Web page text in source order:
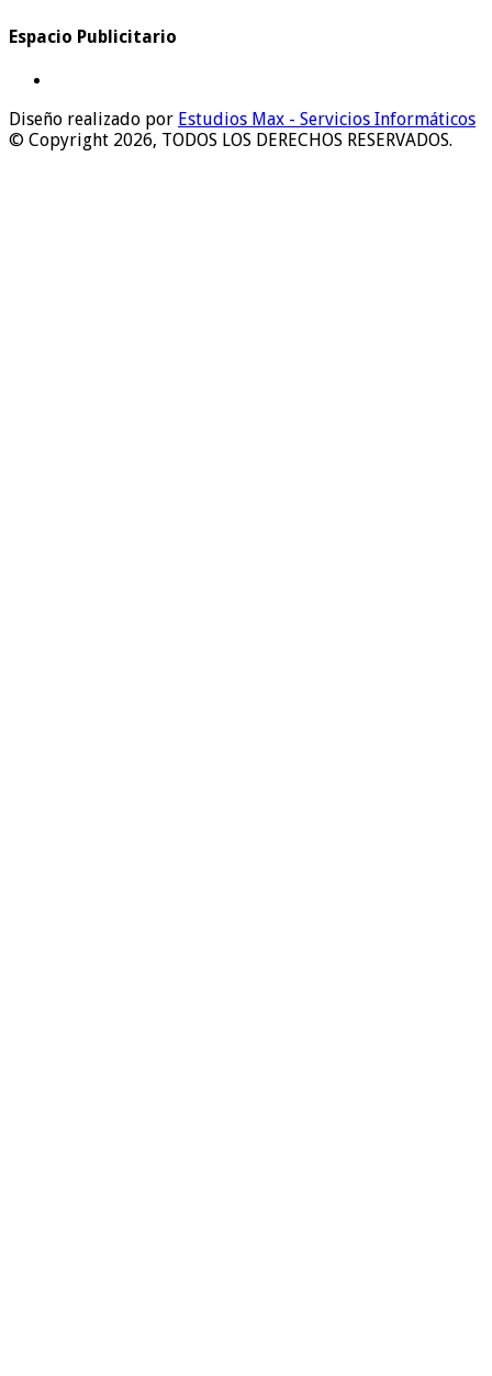
Espacio Publicitario
Diseño realizado por Estudios Max - Servicios Informáticos
© Copyright 2026, TODOS LOS DERECHOS RESERVADOS.